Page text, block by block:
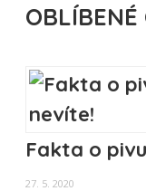
Fakta o
27. 5. 2020